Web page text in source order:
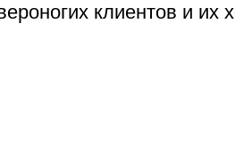
клиентов и их